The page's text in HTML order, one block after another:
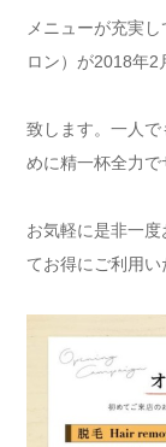
メニューが充実
ロン）が2018年2
致します。一人
めに精一杯全力
お気軽に是非一
てお得にご利用い